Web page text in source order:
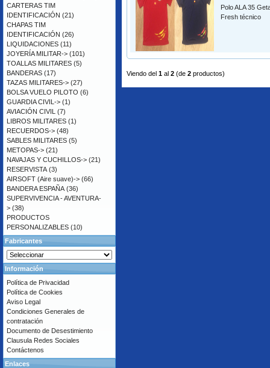
Polo ALA 35
Fresh técnico
Viendo del 1 al 2 (de 2 productos)
CARTERAS TIM
IDENTIFICACIÓN (21)
CHAPAS TIM
IDENTIFICACIÓN (26)
LIQUIDACIONES (11)
JOYERÍA MILITAR-> (101)
TOALLAS MILITARES (5)
BANDERAS (17)
TAZAS MILITARES-> (27)
BOLSA VUELO PILOTO (6)
GUARDIA CIVIL-> (1)
AVIACIÓN CIVIL (7)
LIBROS MILITARES (1)
RECUERDOS-> (48)
SABLES MILITARES (5)
METOPAS-> (21)
NAVAJAS Y CUCHILLOS-> (21)
RESERVISTA (3)
AIRSOFT (Aire suave)-> (66)
BANDERA ESPAÑA (36)
SUPERVIVENCIA - AVENTURA-
> (38)
PRODUCTOS
PERSONALIZABLES (10)
Fabricantes
Información
Política de Privacidad
Política de Cookies
Aviso Legal
Condiciones Generales de
contratación
Documento de Desestimiento
Clausula Redes Sociales
Contáctenos
Enlaces